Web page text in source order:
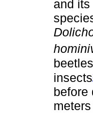
and
insects
before